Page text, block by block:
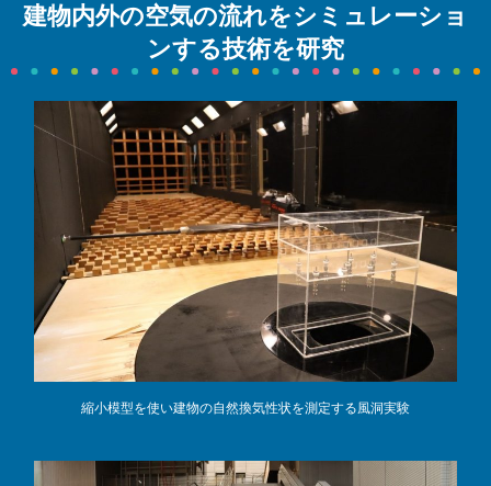
建物内外の空気の流れをシミュレーショ
ンする技術を研究
縮小模型を使い建物の自然換気性状を測定する風洞実験